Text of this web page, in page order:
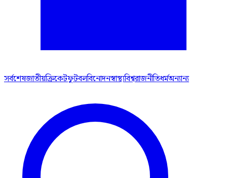
সর্বশেষজাতীয়ক্রিকেটফুটবলবিনোদনস্বাস্থ্যবিশ্বরাজনীতিধর্মঅন্যান্য